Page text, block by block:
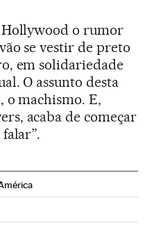
Hollywood o rumor
se vestir de preto
em solidariedade
O assunto desta
o machismo. E,
acaba de começar
Twitter
en Instagram
Brasil en Facebook